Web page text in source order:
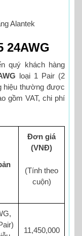
Alantek
24AWG
quý khách hàng
loại 1 Pair (2
hiệu thường được
gồm VAT, chi phí
Đơn giá
(VNĐ)
(Tính theo
cuộn)
11,450,000